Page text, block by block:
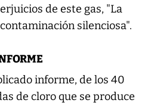
de este gas, "La
silenciosa".
informe, de los 40
de cloro que se produce